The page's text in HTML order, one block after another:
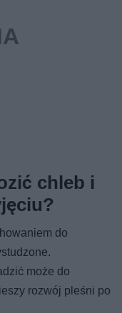
chleb i
do
może do
rozwój pleśni po